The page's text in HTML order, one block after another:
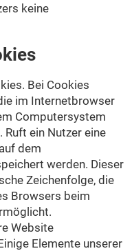
keine
Bei Cookies
im Internetbrowser
Computersystem
ein Nutzer eine
dem
werden. Dieser
Zeichenfolge, die
Browsers beim
Website
Elemente unserer